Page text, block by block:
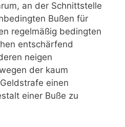
an der Schnittstelle
Bußen für
regelmäßig bedingten
entschärfend
neigen
der kaum
einen
einer Buße zu